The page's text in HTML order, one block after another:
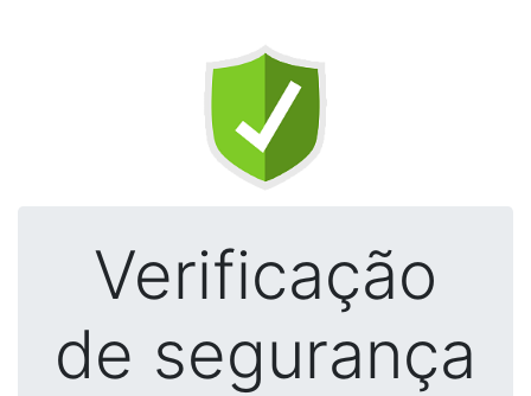
Verificação
de segurança